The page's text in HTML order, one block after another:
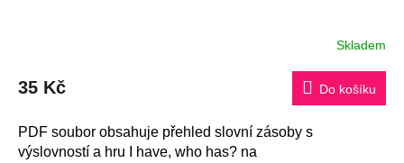
Skladem
35 Kč Do košíku
PDF soubor obsahuje přehled slovní zásoby s
výslovností a hru I have, who has? na